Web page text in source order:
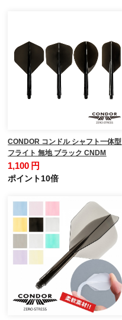
CONDOR コンドル シャフト一体型
フライト 無地 ブラック CNDM
1,100 円
ポイント10倍